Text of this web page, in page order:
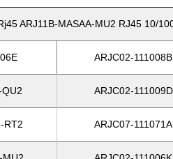
ARJ11B-MASAA-MU2 RJ45 10/100
ARJC02-111008B
ARJC02-111009D
RT2 ARJC07-111071A